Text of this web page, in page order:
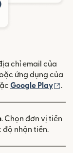
chỉ email của
trong cửa sổ mới)
ứng dụng của
trong cửa sổ mới)
Google Play .
. Chọn đơn vị tiền
độ nhận tiền.